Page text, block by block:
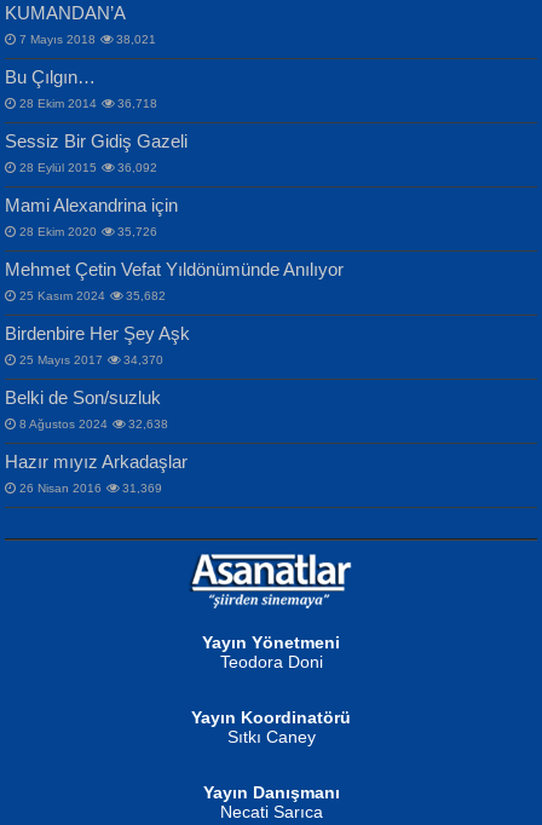
İPEK ACAR SERT
Gazze’nin Şecaati, Ümmetin İmtihanı...
MAHMUT GÜRBÜZ
İbrahim Olmak ve Bitirebilmek...
NURAN KÖSE BAYDAR
Selahattin Yıldız
İdrakimle Üşürken...
Songül Özel
Mahzen...
Ben Deniz Değilim ki...
ERDEM BAYAZIT
Sana, Bana, Vatanıma, Ülkemin
İnsanlarına Dair...
NAZIM HİKMET RAN
Bir Cezaevinde, Tecritteki Adamın
Mektupları...
KUMANDAN’A
7 Mayıs 2018 38,021
Bu Çılgın…
28 Ekim 2014 36,718
Sessiz Bir Gidiş Gazeli
28 Eylül 2015 36,092
Mami Alexandrina için
28 Ekim 2020 35,726
Mehmet Çetin Vefat Yıldönümünde Anılıyor
25 Kasım 2024 35,682
Birdenbire Her Şey Aşk
25 Mayıs 2017 34,370
Belki de Son/suzluk
8 Ağustos 2024 32,638
Hazır mıyız Arkadaşlar
26 Nisan 2016 31,369
Yayın Yönetmeni
Teodora Doni
Yayın Koordinatörü
Sıtkı Caney
Yayın Danışmanı
Necati Sarıca